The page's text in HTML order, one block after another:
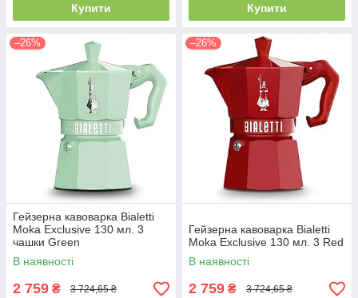
Купити Купити
–26%
Гейзерна кавоварка Bialetti
Moka Exclusive 130 мл. 3
чашки Green
В наявності
2 759 ₴ 3 724,65 ₴
–26%
Гейзерна кавоварка Bialetti
Moka Exclusive 130 мл. 3 Red
В наявності
2 759 ₴ 3 724,65 ₴